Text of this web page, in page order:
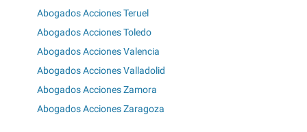
Abogados Acciones Teruel
Abogados Acciones Toledo
Abogados Acciones Valencia
Abogados Acciones Valladolid
Abogados Acciones Zamora
Abogados Acciones Zaragoza